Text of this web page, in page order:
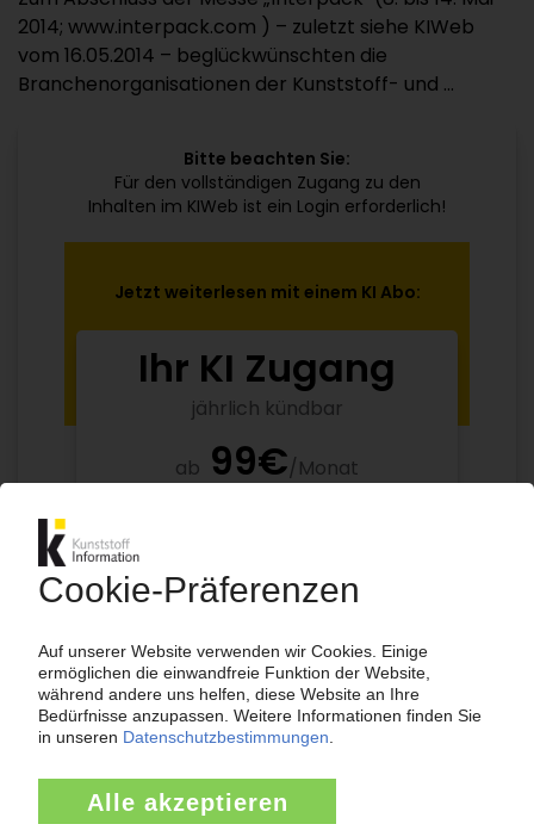
2014; www.interpack.com ) – zuletzt siehe KIWeb
vom 16.05.2014 – beglückwünschten die
Branchenorganisationen der Kunststoff- und ...
Bitte beachten Sie:
Für den vollständigen Zugang zu den
Inhalten im KIWeb ist ein Login erforderlich!
Jetzt weiterlesen mit einem KI Abo:
Ihr KI Zugang
jährlich kündbar
ab 99€/Monat
Bereits KI-Abonnent? Jetzt
Mehr zu ...